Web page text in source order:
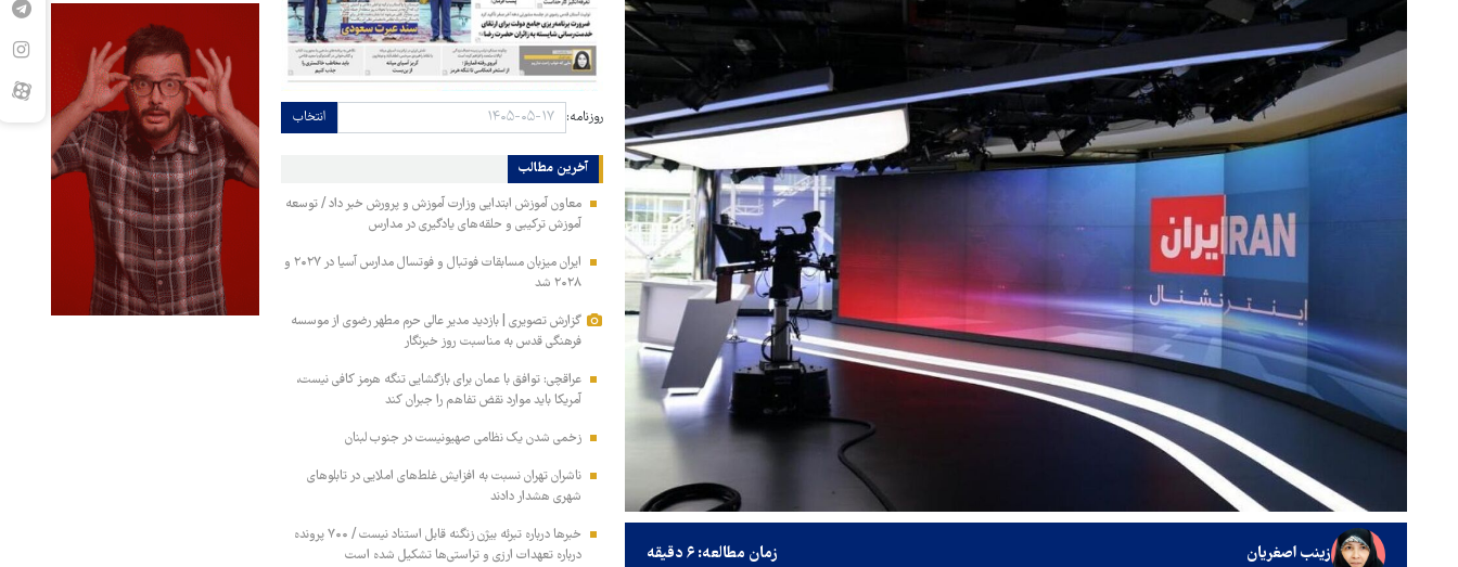
زینب اصغریان زمان مطالعه: ۶ دقیقه
روزنامه: انتخاب
آخرین مطالب
معاون آموزش ابتدایی وزارت آموزش و پرورش خبر داد / توسعه
آموزش ترکیبی و حلقه‌های یادگیری در مدارس
ایران میزبان مسابقات فوتبال و فوتسال مدارس آسیا در ۲۰۲۷ و
۲۰۲۸ شد
گزارش تصویری | بازدید مدیر عالی حرم مطهر رضوی از موسسه
فرهنگی قدس به مناسبت روز خبرنگار
عراقچی: توافق با عمان برای بازگشایی تنگه هرمز کافی نیست،
آمریکا باید موارد نقض تفاهم را جبران کند
زخمی‌ شدن یک نظامی صهیونیست در جنوب لبنان
ناشران تهران نسبت به افزایش غلط‌های املایی در تابلوهای
شهری هشدار دادند
خبرها درباره تبرئه بیژن زنگنه قابل استناد نیست / ۷۰۰ پرونده
درباره تعهدات ارزی و تراستی‌ها تشکیل شده است